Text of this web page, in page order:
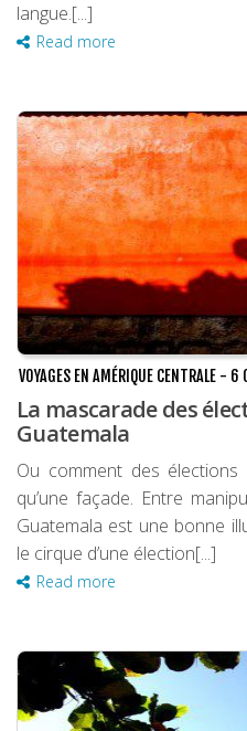
langue.[...]
Read more
VOYAGES EN AMÉRIQUE CENTRALE - 6
La mascarade des
Guatemala
Ou comment des
qu’une façade. Entre
Guatemala est une bonne
le cirque d’une élection[...]
Read more